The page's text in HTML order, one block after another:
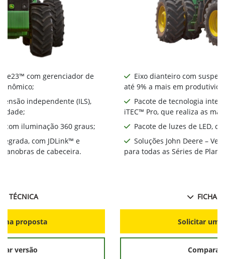
e23™ com gerenciador de
independente (ILS),
com iluminação 360 graus;
com JDLink™ e
de cabeceira.
TÉCNICA
proposta
versão
Eixo dianteiro com
até 9% a mais em
Pacote de tecnologia
iTEC™ Pro, que realiza as
Pacote de luzes de LED,
Soluções John Deere –
para todas as Séries de
FICHA
Solicitar
Comparar